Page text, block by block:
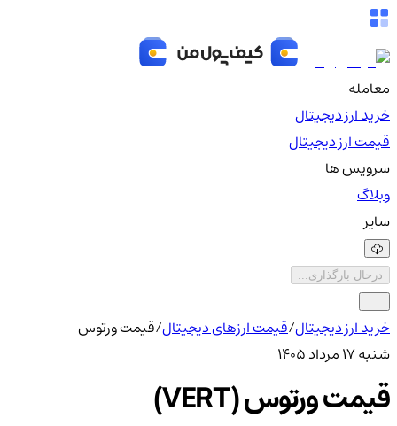
معامله
خرید ارز دیجیتال
قیمت ارز دیجیتال
سرویس ها
وبلاگ
سایر
درحال بارگذاری...
خرید ارز دیجیتال/قیمت ارزهای دیجیتال/قیمت ورتوس
شنبه ۱۷ مرداد ۱۴۰۵
قیمت ورتوس (VERT)